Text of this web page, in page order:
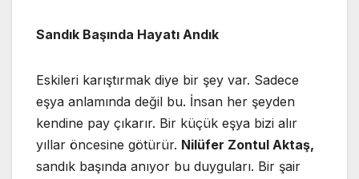
Sandık Başında Hayatı Andık
Eskileri karıştırmak diye bir şey var. Sadece
eşya anlamında değil bu. İnsan her şeyden
kendine pay çıkarır. Bir küçük eşya bizi alır
yıllar öncesine götürür. Nilüfer Zontul Aktaş,
sandık başında anıyor bu duyguları. Bir şair